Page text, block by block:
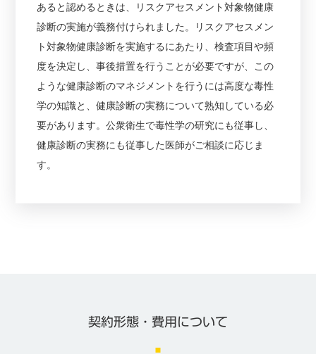
あると認めるときは、リスクアセスメント対象物健康
診断の実施が義務付けられました。リスクアセスメン
ト対象物健康診断を実施するにあたり、検査項目や頻
度を決定し、事後措置を行うことが必要ですが、この
ような健康診断のマネジメントを行うには高度な毒性
学の知識と、健康診断の実務について熟知している必
要があります。公衆衛生で毒性学の研究にも従事し、
健康診断の実務にも従事した医師がご相談に応じま
す。
契約形態・費用について